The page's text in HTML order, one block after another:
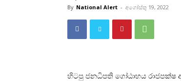
By National Alert - අගෝස්තු 19, 2022
හිටපු ජනධිපති ගෝඨාභය රාජපක්ෂ